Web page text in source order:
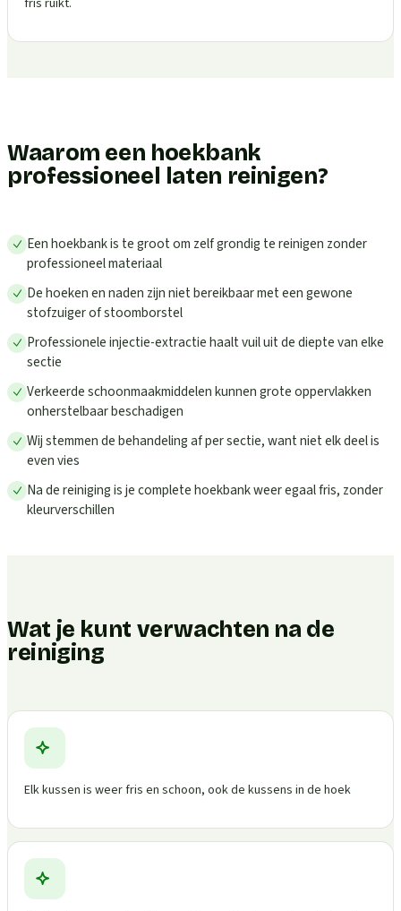
Waarom een hoekbank
professioneel laten reinigen?
Een hoekbank is te groot om zelf grondig te reinigen zonder
professioneel materiaal
De hoeken en naden zijn niet bereikbaar met een gewone
stofzuiger of stoomborstel
Professionele injectie-extractie haalt vuil uit de diepte van elke
sectie
Verkeerde schoonmaakmiddelen kunnen grote oppervlakken
onherstelbaar beschadigen
Wij stemmen de behandeling af per sectie, want niet elk deel is
even vies
Na de reiniging is je complete hoekbank weer egaal fris, zonder
kleurverschillen
Wat je kunt verwachten na de
reiniging
Elk kussen is weer fris en schoon, ook de kussens in de hoek